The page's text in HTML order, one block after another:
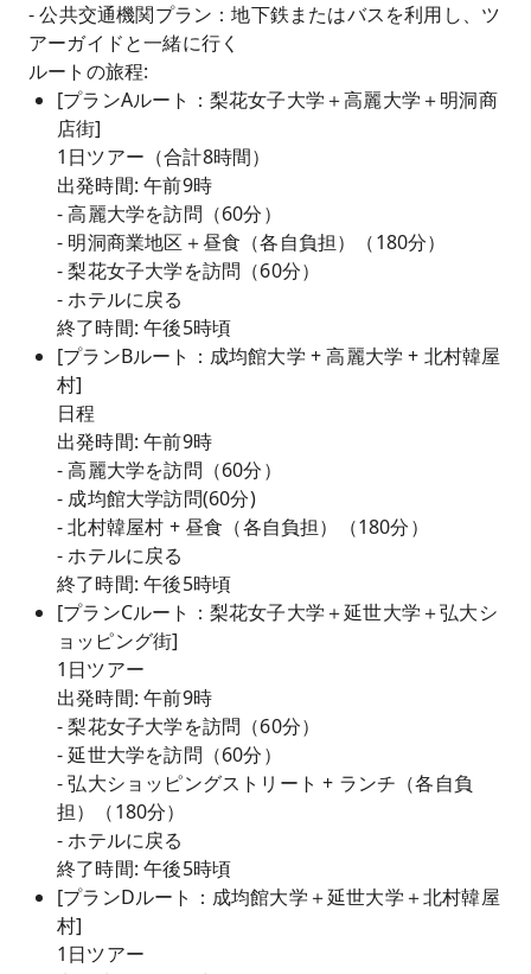
- 公共交通機関プラン：地下鉄またはバスを利用し、ツ
アーガイドと一緒に行く
ルートの旅程:
[プランAルート：梨花女子大学＋高麗大学＋明洞商
店街]
1日ツアー（合計8時間）
出発時間: 午前9時
- 高麗大学を訪問（60分）
- 明洞商業地区＋昼食（各自負担）（180分）
- 梨花女子大学を訪問（60分）
- ホテルに戻る
終了時間: 午後5時頃
[プランBルート：成均館大学 + 高麗大学 + 北村韓屋
村]
日程
出発時間: 午前9時
- 高麗大学を訪問（60分）
- 成均館大学訪問(60分)
- 北村韓屋村 + 昼食（各自負担）（180分）
- ホテルに戻る
終了時間: 午後5時頃
[プランCルート：梨花女子大学＋延世大学＋弘大シ
ョッピング街]
1日ツアー
出発時間: 午前9時
- 梨花女子大学を訪問（60分）
- 延世大学を訪問（60分）
- 弘大ショッピングストリート + ランチ（各自負
担）（180分）
- ホテルに戻る
終了時間: 午後5時頃
[プランDルート：成均館大学＋延世大学＋北村韓屋
村]
1日ツアー